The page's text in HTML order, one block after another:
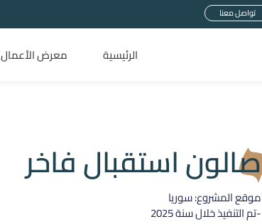
تواصل معنا
الرئيسية معرض الأعمال
صالون استقبال فاخر
موقع المشروع: سوريا
-تم التنفيذ خلال سنة2025